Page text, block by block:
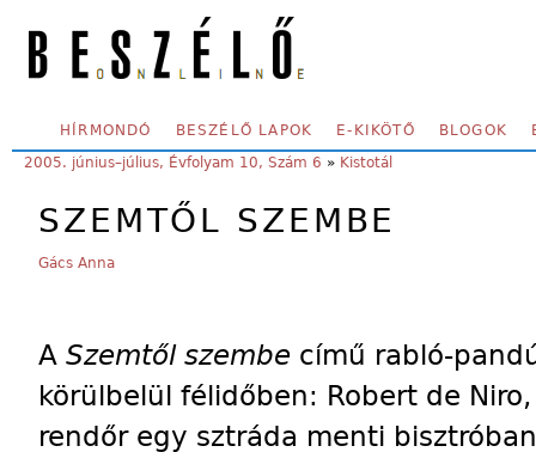
SECONDARY MENU
HÍRMONDÓ BESZÉLŐ LAPOK E-KIKÖTŐ BLOGOK
YOU ARE HERE:
2005. június–július, Évfolyam 10, Szám 6 » Kistotál
SZEMTŐL SZEMBE
Gács Anna
A Szemtől szembe című rabló-
körülbelül félidőben: Robert de
rendőr egy sztráda menti